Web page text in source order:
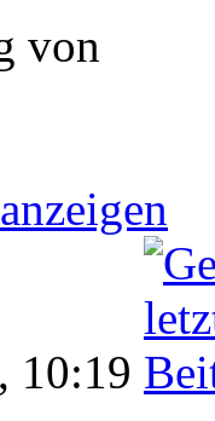
von
10:19